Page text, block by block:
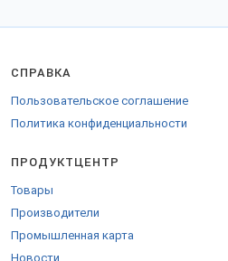
СПРАВКА
Пользовательское соглашение
Политика конфиденциальности
ПРОДУКТЦЕНТР
Товары
Производители
Промышленная карта
Новости